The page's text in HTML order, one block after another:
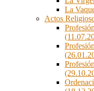
La
Actos